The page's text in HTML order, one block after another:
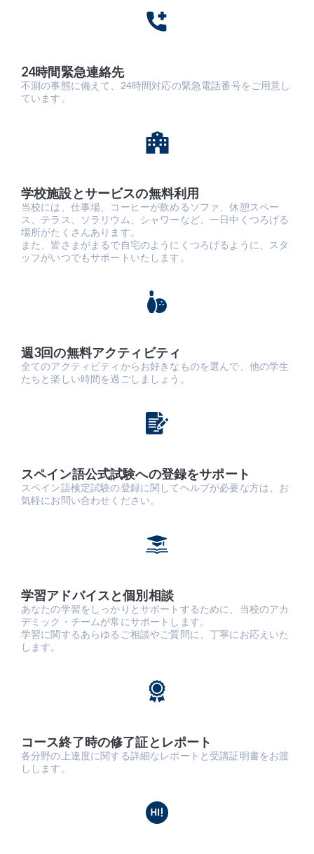
24時間緊急連絡先
不測の事態に備えて、24時間対応の緊急電話番号をご用意し
ています。
学校施設とサービスの無料利用
当校には、仕事場、コーヒーが飲めるソファ、休憩スペー
ス、テラス、ソラリウム、シャワーなど、一日中くつろげる
場所がたくさんあります。
また、皆さまがまるで自宅のようにくつろげるように、スタ
ッフがいつでもサポートいたします。
週3回の無料アクティビティ
全てのアクティビティからお好きなものを選んで、他の学生
たちと楽しい時間を過ごしましょう。
スペイン語公式試験への登録をサポート
スペイン語検定試験の登録に関してヘルプが必要な方は、お
気軽にお問い合わせください。
学習アドバイスと個別相談
あなたの学習をしっかりとサポートするために、当校のアカ
デミック・チームが常にサポートします。
学習に関するあらゆるご相談やご質問に、丁寧にお応えいた
します。
コース終了時の修了証とレポート
各分野の上達度に関する詳細なレポートと受講証明書をお渡
しします。